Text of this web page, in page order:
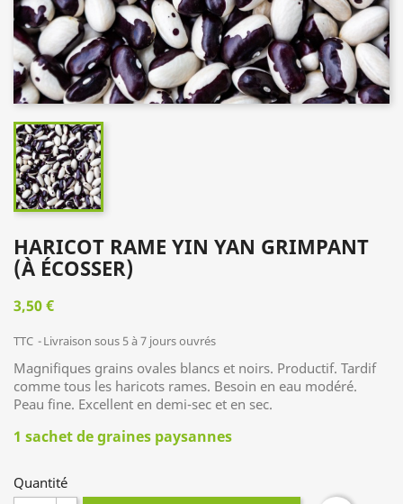
HARICOT RAME YIN YAN GRIMPANT
(À ÉCOSSER)
3,50 €
TTC Livraison sous 5 à 7 jours ouvrés
Magnifiques grains ovales blancs et noirs. Productif. Tardif
comme tous les haricots rames. Besoin en eau modéré.
Peau fine. Excellent en demi-sec et en sec.
1 sachet de graines paysannes
Quantité